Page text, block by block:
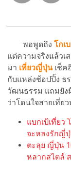
พอพูดถึง โกเบ
แต่ความจริงแล้วเ
มา เที่ยวญี่ปุ่นเช็ค
กับแหล่งช้อปปิ้ง ธ
วัฒนธรรม แถมยัง
ว่าโดนใจสายเที่
แบกเป้เที่ยว
จะหลงรักญี่
ตะลุย ญี่ปุ่น
หลากสไตล์